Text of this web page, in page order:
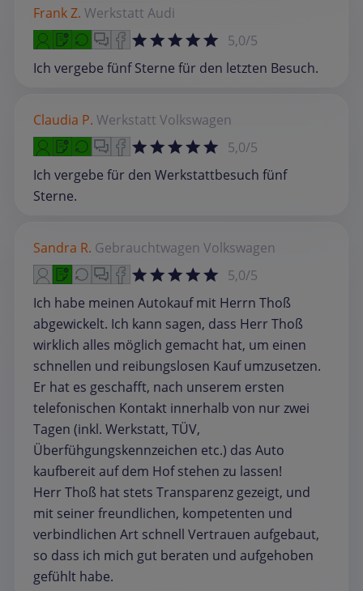
Frank Z. Werkstatt Audi
5,0/5
Ich vergebe fünf Sterne für den letzten Besuch.
Claudia P. Werkstatt Volkswagen
5,0/5
Ich vergebe für den Werkstattbesuch fünf
Sterne.
Sandra R. Gebrauchtwagen Volkswagen
5,0/5
Ich habe meinen Autokauf mit Herrn Thoß
abgewickelt. Ich kann sagen, dass Herr Thoß
wirklich alles möglich gemacht hat, um einen
schnellen und reibungslosen Kauf umzusetzen.
Er hat es geschafft, nach unserem ersten
telefonischen Kontakt innerhalb von nur zwei
Tagen (inkl. Werkstatt, TÜV,
Überfühgungskennzeichen etc.) das Auto
kaufbereit auf dem Hof stehen zu lassen!
Herr Thoß hat stets Transparenz gezeigt, und
mit seiner freundlichen, kompetenten und
verbindlichen Art schnell Vertrauen aufgebaut,
so dass ich mich gut beraten und aufgehoben
gefühlt habe.